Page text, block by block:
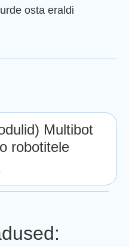
osta eraldi
Multibot
robotitele